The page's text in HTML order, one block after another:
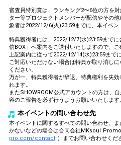
審査員特別賞は、ランキング2〜6位の方を
ター等プロジェクトメンバーが配信やその
象者は2022/12/6(火)23:59までに、本イベン
特典獲得者には、2022/12/7(水)23:59まで
信BOX」へ案内をご送付いたしますので、
上記案内に従って2022/12/14(水)23:59まで
ご対応いただけない場合は特典が取り消し
ください。
万が一、特典獲得者が辞退、特典権利を失
れます。
またSHOWROOM公式アカウントの方は、
容のご報告を必ず行うようお願いいたします
本イベントの問い合わせ先
本イベントに関するすべての問い合わせ、
かないなどの場合は合同会社MKsoul
pro.com/contact ）までお問い合わせくだ